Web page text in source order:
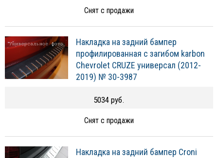
Снят с продажи
Накладка на задний бампер
профилированная с загибом karbon
Chevrolet CRUZE универсал (2012-
2019) № 30-3987
5034 руб.
Снят с продажи
Накладка на задний бампер Croni